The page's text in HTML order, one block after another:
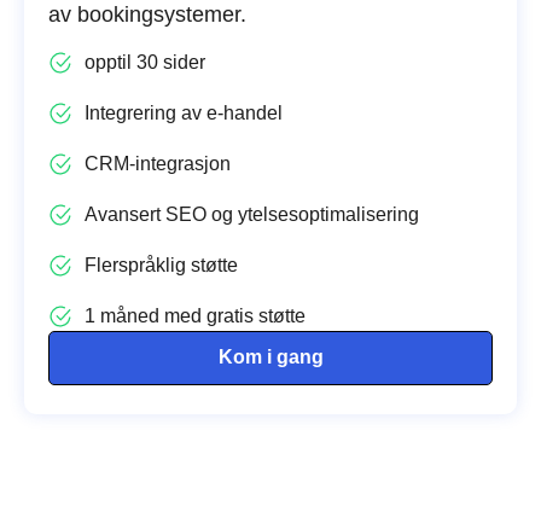
av bookingsystemer.
opptil 30 sider
Integrering av e-handel
CRM-integrasjon
Avansert SEO og ytelsesoptimalisering
Flerspråklig støtte
1 måned med gratis støtte
Kom i gang